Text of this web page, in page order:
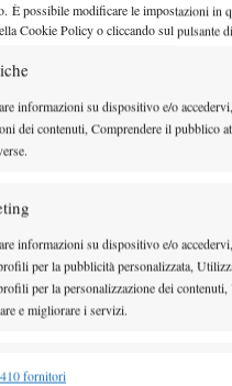
È possibile modificare le impostazioni in
Cookie Policy o cliccando sul pulsante
informazioni su dispositivo e/o
dei contenuti, Comprendere il pubblico
informazioni su dispositivo e/o
per la pubblicità personalizzata,
per la personalizzazione dei
e migliorare i servizi.
fornitori